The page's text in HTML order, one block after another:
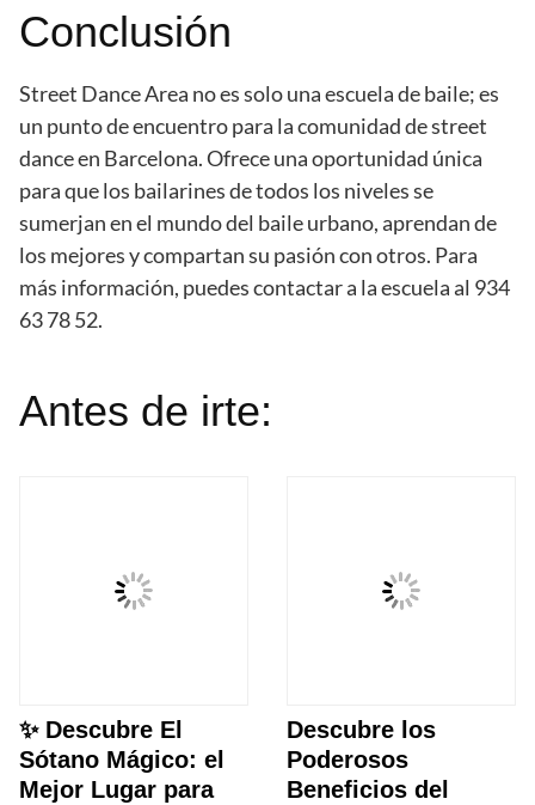
Conclusión
Street Dance Area no es solo una escuela de baile; es
un punto de encuentro para la comunidad de street
dance en Barcelona. Ofrece una oportunidad única
para que los bailarines de todos los niveles se
sumerjan en el mundo del baile urbano, aprendan de
los mejores y compartan su pasión con otros. Para
más información, puedes contactar a la escuela al 934
63 78 52.
Antes de irte:
✨ Descubre El
Sótano Mágico: el
Mejor Lugar para
Descubre los
Poderosos
Beneficios del